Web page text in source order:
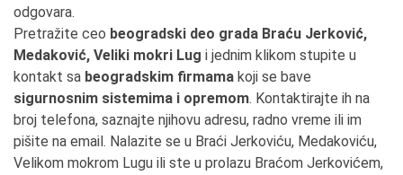
odgovara.
Pretražite ceo beogradski deo grada Braću Jerković,
Medaković, Veliki mokri Lug i jednim klikom stupite u
kontakt sa beogradskim firmama koji se bave
sigurnosnim sistemima i opremom. Kontaktirajte ih na
broj telefona, saznajte njihovu adresu, radno vreme ili im
pišite na email. Nalazite se u Braći Jerkoviću, Medakoviću,
Velikom mokrom Lugu ili ste u prolazu Braćom Jerkovićem,